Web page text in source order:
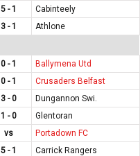
5 - 1
Cabinteely
3 - 1
Athlone
0 - 1
Ballymena Utd
0 - 1
Crusaders Belfast
3 - 0
Dungannon Swi.
1 - 0
Glentoran
vs
Portadown FC
5 - 1
Carrick Rangers